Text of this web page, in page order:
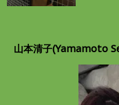
山本清子(Yamamoto